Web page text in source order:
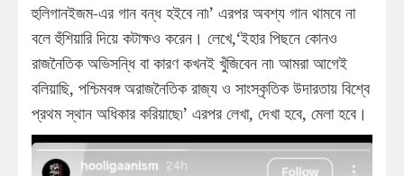
হুলিগানইজম-এর গান বন্ধ হইবে না৷’ এরপর অবশ্য গান থামবে না
বলে হুঁশিয়ারি দিয়ে কটাক্ষও করেন। লেখে,‘ইহার পিছনে কোনও
রাজনৈতিক অভিসন্ধি বা কারণ কখনই খুঁজিবেন না৷ আমরা আগেই
বলিয়াছি, পশ্চিমবঙ্গ অরাজনৈতিক রাজ্য ও সাংস্কৃতিক উদারতায় বিশ্বে
প্রথম স্থান অধিকার করিয়াছে৷’ এরপর লেখা, দেখা হবে, মেলা হবে।